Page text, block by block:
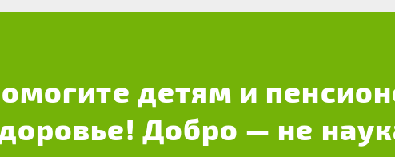
детям и
Добро — не